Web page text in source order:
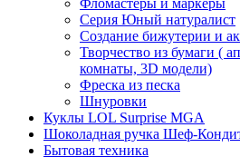
Фломастеры и маркеры
Серия Юный натуралист
Создание бижутерии и
Творчество из бумаги (
комнаты, 3D модели)
Фреска из песка
Шнуровки
Куклы LOL Surprise MGA
Шоколадная ручка Шеф-
Бытовая техника